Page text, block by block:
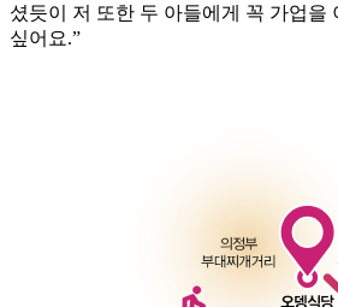
셨듯이 저 또한 두 아들에게 꼭 가업을
싶어요.”